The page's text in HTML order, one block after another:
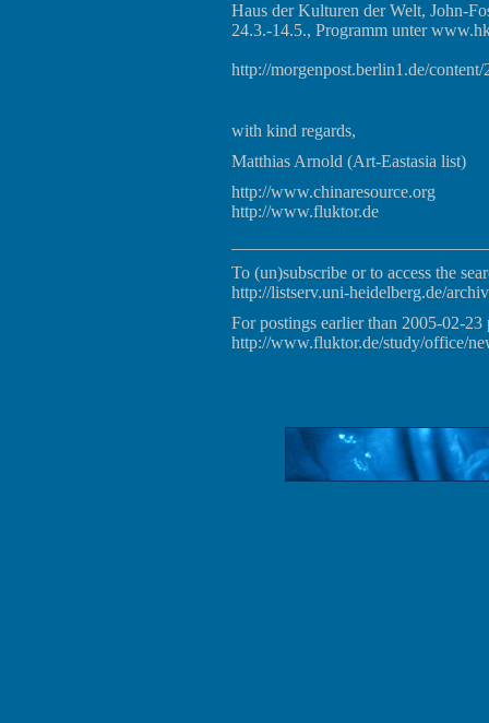
Haus der Kulturen der Welt, John-
24.3.-14.5., Programm unter
http://morgenpost.berlin1.de/
with kind regards,
Matthias Arnold (Art-Eastasia list)
http://www.chinaresource.org
http://www.fluktor.de
To (un)subscribe or to access the
http://listserv.uni-heidelberg.de/
For postings earlier than 2005-02-23
http://www.fluktor.de/study/office/